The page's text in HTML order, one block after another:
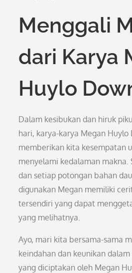
Menggali
dari Karya
Huylo
Dalam kesibukan dan hiruk
hari, karya-karya Megan Huylo
memberikan kita kesempatan
menyelami kedalaman makna.
dan setiap potongan bahan
digunakan Megan memiliki
tersendiri yang dapat
yang melihatnya.
Ayo, mari kita bersama-sama
keindahan dan keunikan
yang diciptakan oleh Megan